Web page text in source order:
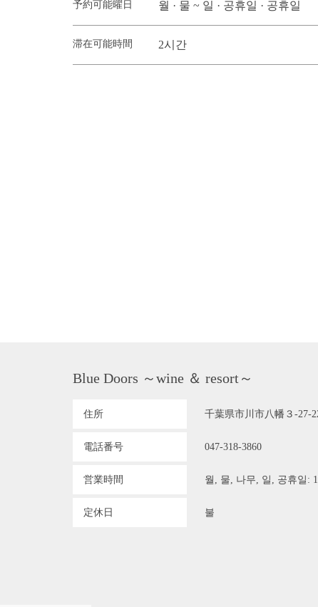
予約可能曜日 월 · 물 ~ 일 · 공휴일 · 공휴일
滞在可能時間 2시간
Blue Doors ～wine ＆ resort～
住所 千葉県市川市八幡３-27-
電話番号 047-318-3860
営業時間 월, 물, 나무, 일, 공휴일:
定休日 불